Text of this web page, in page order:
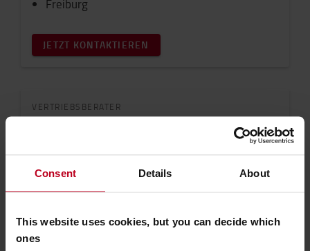
Consent Details About
This website uses cookies, but you can decide which
ones
Freiburg
JETZT KONTAKTIEREN
VERTRIEBSBERATER
Ihr Ansprechpartner für die folgenden Gebiete:
Böblingen
Horb